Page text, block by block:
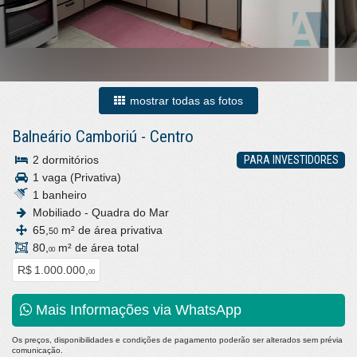
mostrar todas as fotos
Balneário Camboriú - Centro
PARA INVESTIDORES
2 dormitórios
1 vaga (Privativa)
1 banheiro
Mobiliado - Quadra do Mar
65, 50 m² de área privativa
80, 00 m² de área total
R$ 1.000.000, 00
Mais Informações via WhatsApp
Os preços, disponibilidades e condições de pagamento poderão ser alterados sem prévia
comunicação.